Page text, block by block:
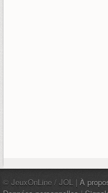
© JeuxOnLine / JOL | À